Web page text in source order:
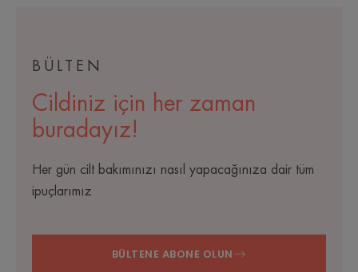
BÜLTEN
Cildiniz için her zaman
buradayız!
Her gün cilt bakımınızı nasıl yapacağınıza dair tüm
ipuçlarımız
BÜLTENE ABONE OLUN